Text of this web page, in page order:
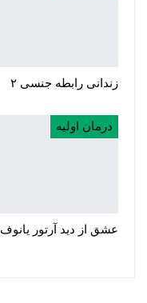
زندانی رابطه جنسی ۲
درمان اولیه
عشق از دید آرتور یانوف